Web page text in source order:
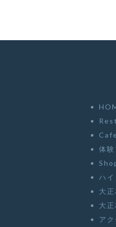
シ
Cafe
体
ハ
大
大
アク